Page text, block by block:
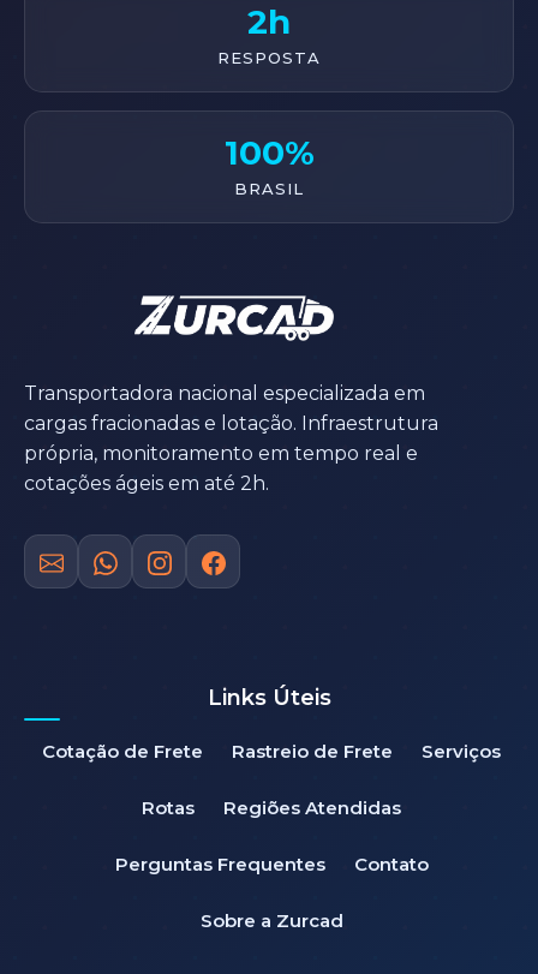
2h
RESPOSTA
100%
BRASIL
Transportadora nacional especializada em
cargas fracionadas e lotação. Infraestrutura
própria, monitoramento em tempo real e
cotações ágeis em até 2h.
Links Úteis
Cotação de Frete Rastreio de Frete Serviços
Rotas Regiões Atendidas
Perguntas Frequentes Contato
Sobre a Zurcad